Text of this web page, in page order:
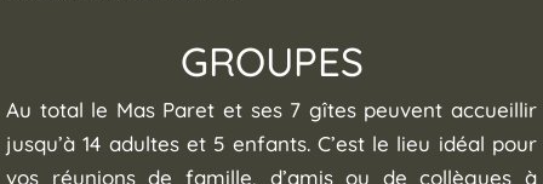
GROUPES
Au total le Mas Paret et ses 7 gîtes peuvent accueillir
jusqu’à 14 adultes et 5 enfants. C’est le lieu idéal pour
vos réunions de famille, d’amis ou de collègues à